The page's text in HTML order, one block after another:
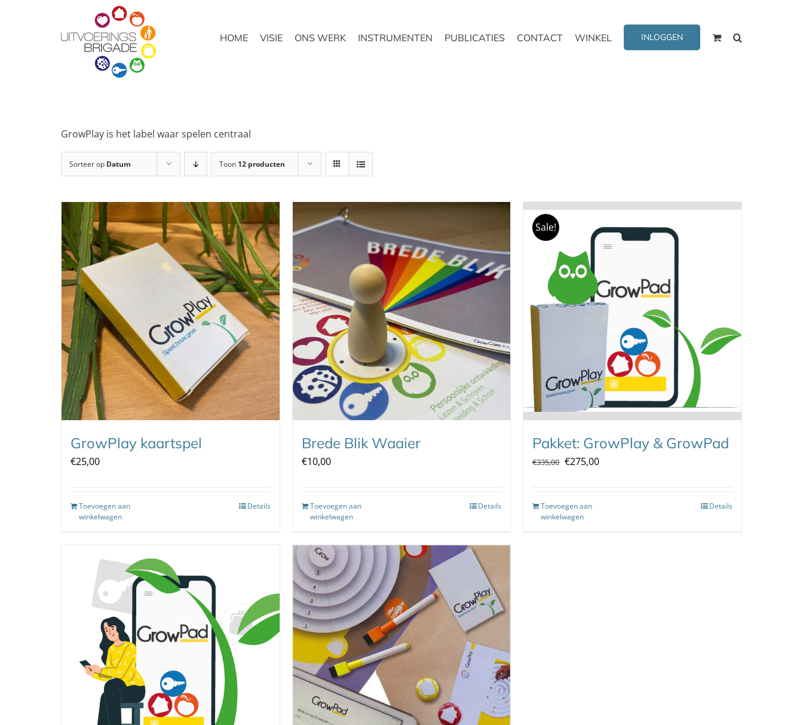
HOME VISIE ONS WERK INSTRUMENTEN PUBLICATIES CONTACT WINKEL INLOGGEN
GrowPlay is het label waar spelen centraal
Sorteer op Datum Toon 12 producten
GrowPlay kaartspel
€25,00
Toevoegen aan
winkelwagen
Details
Brede Blik Waaier
€10,00
Toevoegen aan
winkelwagen
Details
Sale!
Pakket: GrowPlay & GrowPad
€335,00 Oorspronkelijke
€335,00.
€275,00Huidige
Toevoegen aan
winkelwagen
Details